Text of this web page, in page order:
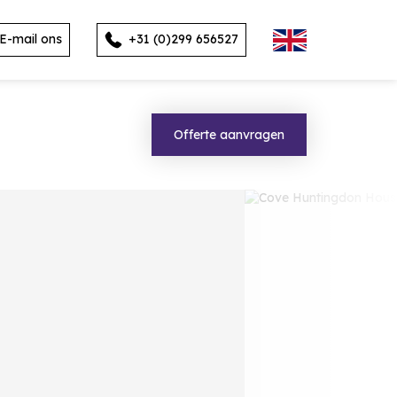
mail ons +31 (0)299 656527
Offerte aanvragen